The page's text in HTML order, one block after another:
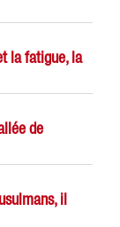
la fatigue, la
de
il